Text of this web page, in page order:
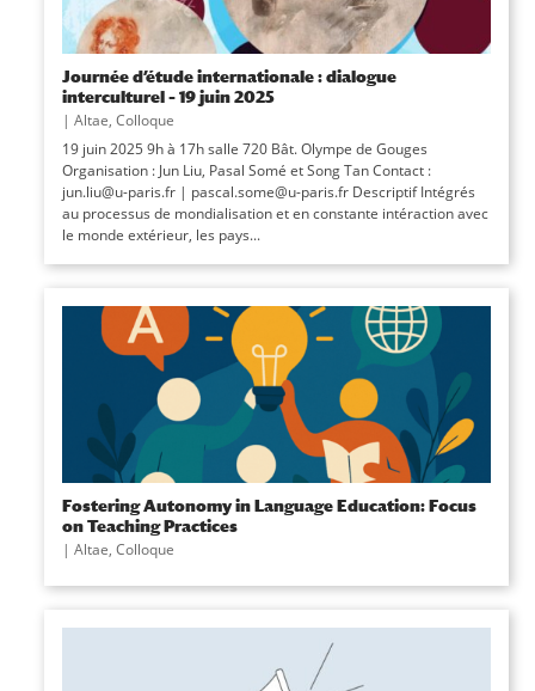
Journée d’étude internationale : dialogue
interculturel – 19 juin 2025
| Altae, Colloque
19 juin 2025 9h à 17h salle 720 Bât. Olympe de Gouges
Organisation : Jun Liu, Pasal Somé et Song Tan Contact :
jun.liu@u-paris.fr | pascal.some@u-paris.fr Descriptif Intégrés
au processus de mondialisation et en constante intéraction avec
le monde extérieur, les pays...
Fostering Autonomy in Language Education: Focus
on Teaching Practices
| Altae, Colloque